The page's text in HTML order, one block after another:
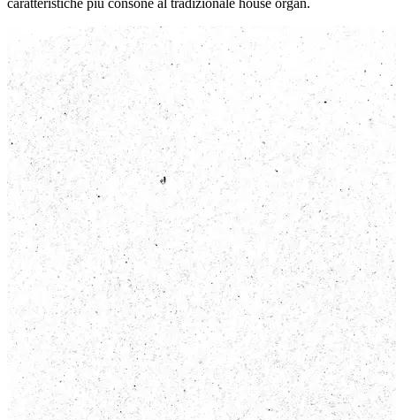
caratteristiche più consone al tradizionale house organ.